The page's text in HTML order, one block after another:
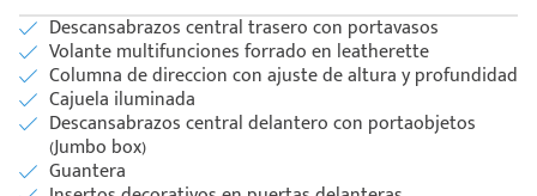
Escríbenos
+528121278366
Código
Postal
Ingresar
Descansabrazos central trasero con portavasos
Volante multifunciones forrado en leatherette
Columna de direccion con ajuste de altura y profundidad
Cajuela iluminada
Descansabrazos central delantero con portaobjetos
(Jumbo box)
Guantera